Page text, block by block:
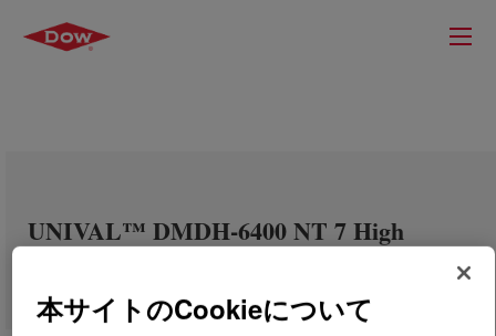
UNIVAL™ DMDH-6400 NT 7 High
Density Polyethylene Resin
本サイトのCookieについて